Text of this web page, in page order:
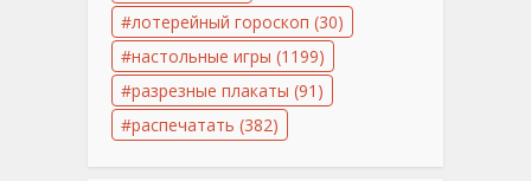
лотерейный гороскоп (30)
настольные игры (1199)
разрезные плакаты (91)
распечатать (382)